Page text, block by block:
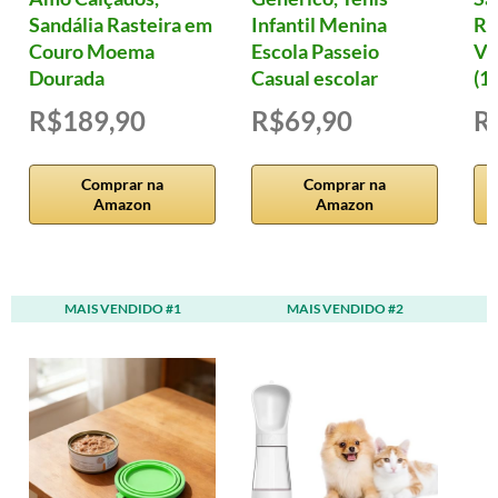
Sandália Rasteira em
Couro Moema
Dourada
R$189,90
Comprar na
Amazon
Infantil Menina
Escola Passeio
Casual escolar
R$69,90
Comprar na
Amazon
MAIS VENDIDO #1 MAIS VENDIDO #2